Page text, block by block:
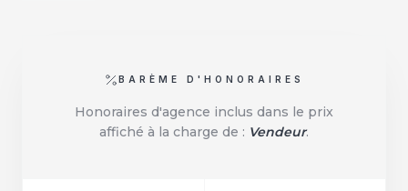
BARÈME D'HONORAIRES
Honoraires d'agence inclus dans le prix
affiché à la charge de : Vendeur.